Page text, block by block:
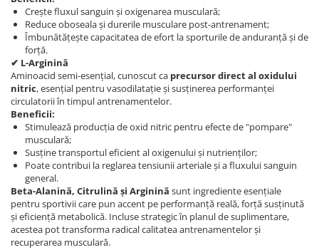
Crește fluxul sanguin și oxigenarea musculară;
Reduce oboseala și durerile musculare post-antrenament;
Îmbunătățește capacitatea de efort la sporturile de anduranță și de
forță.
✔ L-Arginină
Aminoacid semi-esențial, cunoscut ca precursor direct al oxidului
nitric, esențial pentru vasodilatație și susținerea performanței
circulatorii în timpul antrenamentelor.
Beneficii:
Stimulează producția de oxid nitric pentru efecte de "pompare"
musculară;
Susține transportul eficient al oxigenului și nutrienților;
Poate contribui la reglarea tensiunii arteriale și a fluxului sanguin
general.
Beta-Alanină, Citrulină și Arginină sunt ingrediente esențiale
pentru sportivii care pun accent pe performanță reală, forță susținută
și eficiență metabolică. Incluse strategic în planul de suplimentare,
acestea pot transforma radical calitatea antrenamentelor și
recuperarea musculară.